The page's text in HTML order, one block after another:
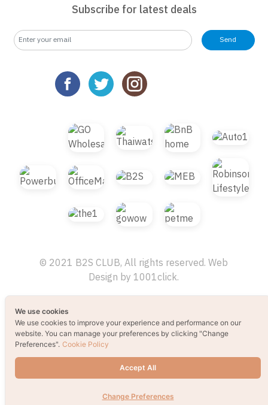
Subscribe for latest deals
Send
© 2021 B2S CLUB, All rights reserved. Web
Design by1001click.
We use cookies
We use cookies to improve your experience and performance on our
website. You can manage your preferences by clicking "Change
Preferences". Cookie Policy
Accept All
Change Preferences